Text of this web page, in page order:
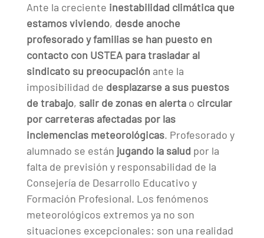
Ante la creciente inestabilidad climática que
estamos viviendo, desde anoche
profesorado y familias se han puesto en
contacto con USTEA para trasladar al
sindicato su preocupación ante la
imposibilidad de desplazarse a sus puestos
de trabajo, salir de zonas en alertao circular
por carreteras afectadas por las
inclemencias meteorológicas. Profesorado y
alumnado se están jugando la salud por la
falta de previsión y responsabilidad de la
Consejería de Desarrollo Educativo y
Formación Profesional. Los fenómenos
meteorológicos extremos ya no son
situaciones excepcionales: son una realidad